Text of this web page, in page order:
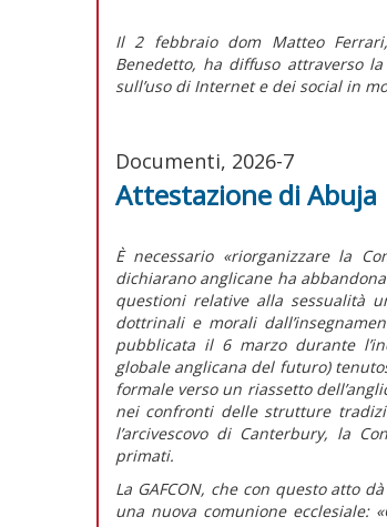
Il 2 febbraio dom Matteo
Benedetto, ha diffuso attraverso
sull’uso di Internet e dei social in
Documenti, 2026-7
Attestazione di Abuja
È necessario «riorganizzare la
dichiarano anglicane ha
questioni relative alla sessualità
dottrinali e morali
pubblicata il 6 marzo durante
globale anglicana del futuro)
formale verso un riassetto
nei confronti delle strutture
l’arcivescovo di Canterbury, la
primati.
La GAFCON, che con questo atto
una nuova comunione ecclesiale: